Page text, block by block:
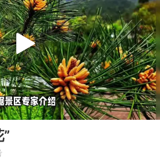
00:54
Play